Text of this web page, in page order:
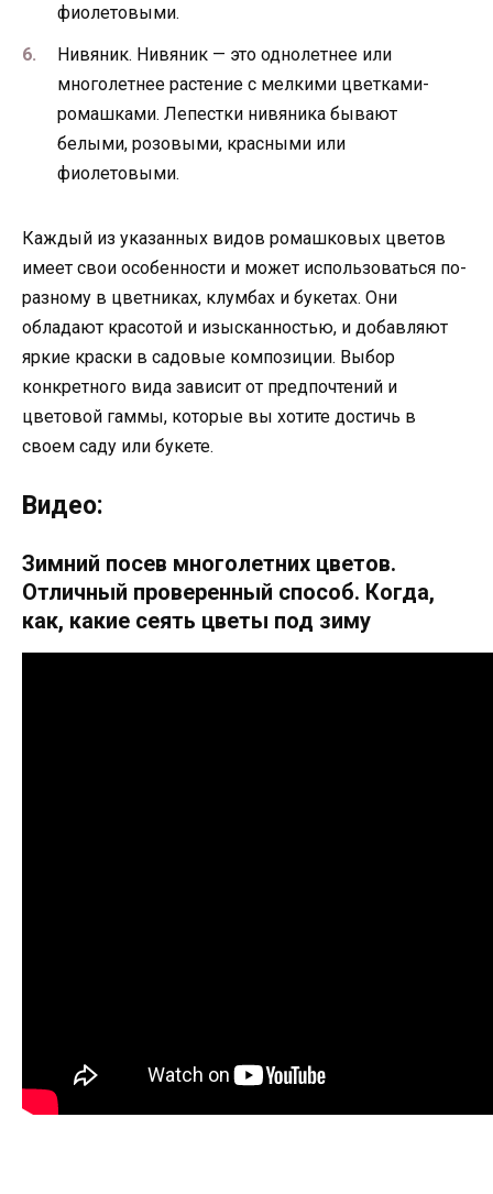
фиолетовыми.
Нивяник. Нивяник — это однолетнее или
многолетнее растение с мелкими цветками-
ромашками. Лепестки нивяника бывают
белыми, розовыми, красными или
фиолетовыми.
Каждый из указанных видов ромашковых цветов
имеет свои особенности и может использоваться по-
разному в цветниках, клумбах и букетах. Они
обладают красотой и изысканностью, и добавляют
яркие краски в садовые композиции. Выбор
конкретного вида зависит от предпочтений и
цветовой гаммы, которые вы хотите достичь в
своем саду или букете.
Видео:
Зимний посев многолетних цветов.
Отличный проверенный способ. Когда,
как, какие сеять цветы под зиму